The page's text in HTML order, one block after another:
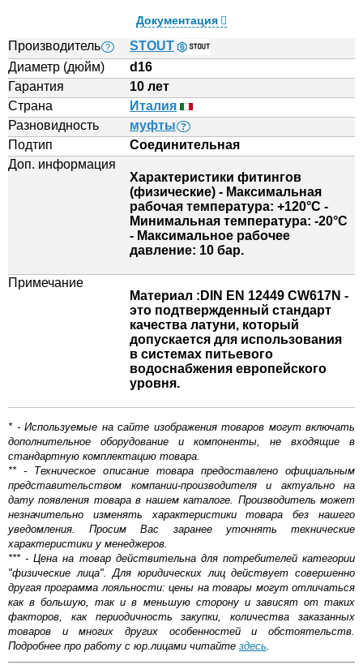
Документация
Производитель ?
STOUT
Диаметр (дюйм)
d16
Гарантия
10 лет
Страна
Италия
Разновидность
муфты ?
Подтип
Соединительная
Доп. информация
Характеристики фитингов
(физические) - Максимальная
рабочая температура: +120°С -
Минимальная температура: -20°С
- Максимальное рабочее
давление: 10 бар.
Примечание
Материал :DIN EN 12449 CW617N -
это подтвержденный стандарт
качества латуни, который
допускается для использования
в системах питьевого
водоснабжения европейского
уровня.
* - Используемые на сайте изображения товаров могут включать
дополнительное оборудование и компоненты, не входящие в
стандартную комплектацию товара.
** - Техническое описание товара предоставлено официальным
представительством компании-производителя и актуально на
дату появления товара в нашем каталоге. Производитель может
незначительно изменять характеристики товара без нашего
уведомления. Просим Вас заранее уточнять технические
характеристики у менеджеров.
*** - Цена на товар действительна для потребителей категории
"физические лица". Для юридических лиц действует совершенно
другая программа лояльности: цены на товары могут отличаться
как в большую, так и в меньшую сторону и зависят от таких
факторов, как периодичность закупки, количества заказанных
товаров и многих других особенностей и обстоятельств.
Подробнее про работу с юр.лицами читайте здесь